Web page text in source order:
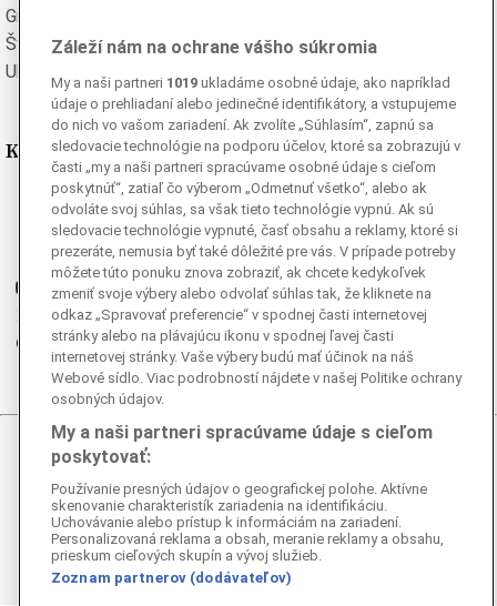
Grécka
Švédska
Turecká
Ukrajinská
Kde nás nájdete
Facebook
Instagram
Ganjing
Youtube
Twitter
Telegram
RSS
© 2026 Epoch Times Slovensko
Všetky práva vyhradené. Publikovanie alebo ďalšie šírenie
správ a fotografií zo zdrojov TASR je bez
predchádzajúceho písomného súhlasu TASR porušením
autorského zákona.
Záleží nám na ochrane vášho súkromia
My a naši partneri 1019 ukladáme osobné údaje, ako napríklad
údaje o prehliadaní alebo jedinečné identifikátory, a vstupujeme
do nich vo vašom zariadení. Ak zvolíte „Súhlasím“, zapnú sa
sledovacie technológie na podporu účelov, ktoré sa zobrazujú v
časti „my a naši partneri spracúvame osobné údaje s cieľom
poskytnúť“, zatiaľ čo výberom „Odmetnuť všetko“, alebo ak
odvoláte svoj súhlas, sa však tieto technológie vypnú. Ak sú
sledovacie technológie vypnuté, časť obsahu a reklamy, ktoré si
prezeráte, nemusia byť také dôležité pre vás. V prípade potreby
môžete túto ponuku znova zobraziť, ak chcete kedykoľvek
zmeniť svoje výbery alebo odvolať súhlas tak, že kliknete na
odkaz „Spravovať preferencie“ v spodnej časti internetovej
stránky alebo na plávajúcu ikonu v spodnej ľavej časti
internetovej stránky. Vaše výbery budú mať účinok na náš
Webové sídlo. Viac podrobností nájdete v našej Politike ochrany
osobných údajov.
My a naši partneri spracúvame údaje s cieľom
poskytovať:
Používanie presných údajov o geografickej polohe. Aktívne
skenovanie charakteristík zariadenia na identifikáciu.
Uchovávanie alebo prístup k informáciám na zariadení.
Personalizovaná reklama a obsah, meranie reklamy a obsahu,
prieskum cieľových skupín a vývoj služieb.
Zoznam partnerov (dodávateľov)